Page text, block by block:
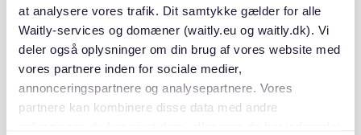
at analysere vores trafik. Dit samtykke gælder for alle
Waitly-services og domæner (waitly.eu og waitly.dk). Vi
deler også oplysninger om din brug af vores website med
vores partnere inden for sociale medier,
annonceringspartnere og analysepartnere. Vores
partnere kan kombinere disse data med andre
Beskrivelse